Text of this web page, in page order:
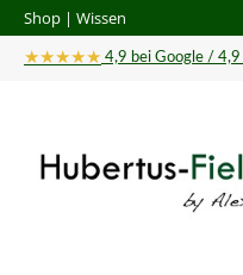
Hauptinhalt springen
Zur Suche springen
Zur Hauptnavigation
Shop | Wissen
★★★★★ 4,9 bei Google /